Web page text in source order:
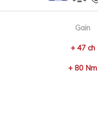
Gain
+ 47 ch
+ 80 Nm